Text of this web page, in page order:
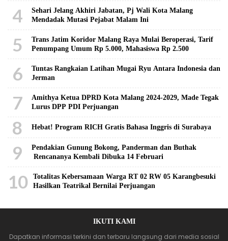
4
Sehari Jelang Akhiri Jabatan, Pj Wali Kota Malang
Mendadak Mutasi Pejabat Malam Ini
5
Trans Jatim Koridor Malang Raya Mulai Beroperasi, Tarif
Penumpang Umum Rp 5.000, Mahasiswa Rp 2.500
6
Tuntas Rangkaian Latihan Mugai Ryu Antara Indonesia dan
Jerman
7
Amithya Ketua DPRD Kota Malang 2024-2029, Made Tegak
Lurus DPP PDI Perjuangan
8 Hebat! Program RICH Gratis Bahasa Inggris di Surabaya
9
Pendakian Gunung Bokong, Panderman dan Buthak
Rencananya Kembali Dibuka 14 Februari
10
Totalitas Kebersamaan Warga RT 02 RW 05 Karangbesuki
Hasilkan Teatrikal Bernilai Perjuangan
IKUTI KAMI
Dapatkan informasi terkini dan terbaru langsung dari media sosial